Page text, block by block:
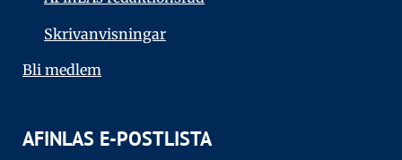
Skrivanvisningar
Bli medlem
AFINLAS E-POSTLISTA